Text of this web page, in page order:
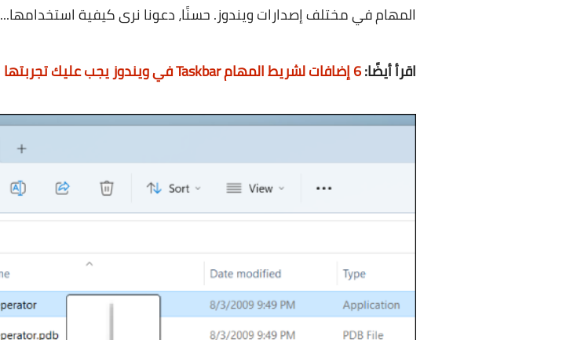
المهام في مختلف إصدارات ويندوز. حسنًا، دعونا نرى كيفية استخدامها...
اقرأ أيضًا:6 إضافات لشريط المهام Taskbar في ويندوز يجب عليك تجربتها